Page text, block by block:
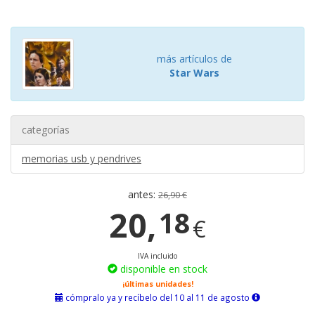
más artículos de
Star Wars
categorías
memorias usb y pendrives
antes: 26,90 €
20,18€
IVA incluido
disponible en stock
¡últimas unidades!
cómpralo ya y recíbelo del 10 al 11 de agosto